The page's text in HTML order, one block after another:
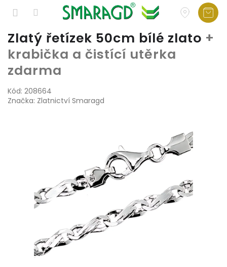
Přejít
na
obsah
Zlatý řetízek 50cm bílé zlato +
krabička a čistící utěrka
zdarma
Kód: 208664
Značka: Zlatnictví Smaragd